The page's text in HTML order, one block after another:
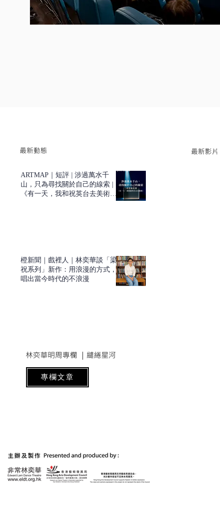
最新動態
ARTMAP｜短評 | 涉過萬水千
山，只為尋找關於自己的線索 |
《有一天，我和祝英台去美術
橙新聞｜戲裡人｜林奕華談「梁
祝系列」新作：用浪漫的方式，
唱出當今時代的不浪漫
​林奕華明周專欄 ｜繾綣星河
專欄文章
最新影片